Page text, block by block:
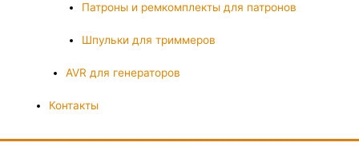
Патроны и ремкомплекты для патронов
Шпульки для триммеров
AVR для генераторов
Контакты